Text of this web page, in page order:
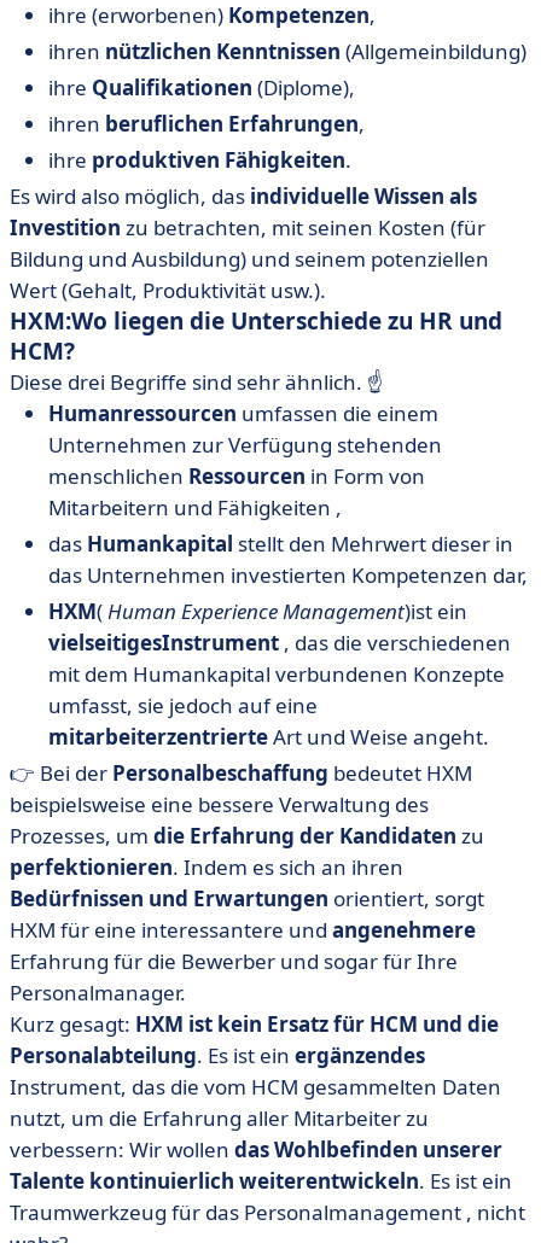
ihre (erworbenen) Kompetenzen,
ihren nützlichen Kenntnissen (Allgemeinbildung)
ihre Qualifikationen (Diplome),
ihren beruflichen Erfahrungen,
ihre produktiven Fähigkeiten.
Es wird also möglich, das individuelle Wissen als
Investition zu betrachten, mit seinen Kosten (für
Bildung und Ausbildung) und seinem potenziellen
Wert (Gehalt, Produktivität usw.).
HXM:Wo liegen die Unterschiede zu HR und
HCM?
Diese drei Begriffe sind sehr ähnlich. ☝️
Humanressourcen umfassen die einem
Unternehmen zur Verfügung stehenden
menschlichen Ressourcen in Form von
Mitarbeitern und Fähigkeiten ,
das Humankapital stellt den Mehrwert dieser in
das Unternehmen investierten Kompetenzen dar,
HXM(Human Experience Management)ist ein
vielseitigesInstrument , das die verschiedenen
mit dem Humankapital verbundenen Konzepte
umfasst, sie jedoch auf eine
mitarbeiterzentrierteArt und Weise angeht.
👉 Bei der Personalbeschaffung bedeutet HXM
beispielsweise eine bessere Verwaltung des
Prozesses, um die Erfahrung der Kandidaten zu
perfektionieren. Indem es sich an ihren
Bedürfnissen und Erwartungen orientiert, sorgt
HXM für eine interessantere und angenehmere
Erfahrung für die Bewerber und sogar für Ihre
Personalmanager.
Kurz gesagt: HXM ist kein Ersatz für HCM und die
Personalabteilung. Es ist ein ergänzendes
Instrument, das die vom HCM gesammelten Daten
nutzt, um die Erfahrung aller Mitarbeiter zu
verbessern: Wir wollen das Wohlbefinden unserer
Talente kontinuierlich weiterentwickeln. Es ist ein
Traumwerkzeug für das Personalmanagement , nicht